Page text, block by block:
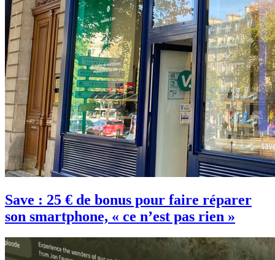
Save : 25 € de bonus pour faire réparer
son smartphone, « ce n’est pas rien »